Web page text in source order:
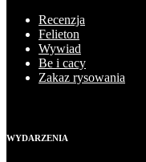
Recenzja
Felieton
Wywiad
Be i cacy
Zakaz rysowania
WYDARZENIA